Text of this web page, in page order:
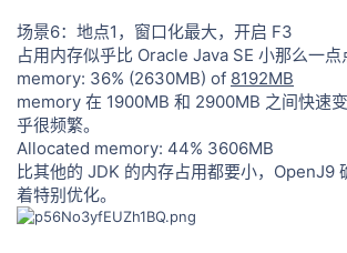
场景6：地点1，窗口化最大，开启 F3
占用内存似乎比 Oracle Java SE 小那么一点
memory: 36% (2630MB) of 8192MB
memory 在 1900MB 和 2900MB 之间快速
乎很频繁。
Allocated memory: 44% 3606MB
比其他的 JDK 的内存占用都要小，OpenJ9
着特别优化。